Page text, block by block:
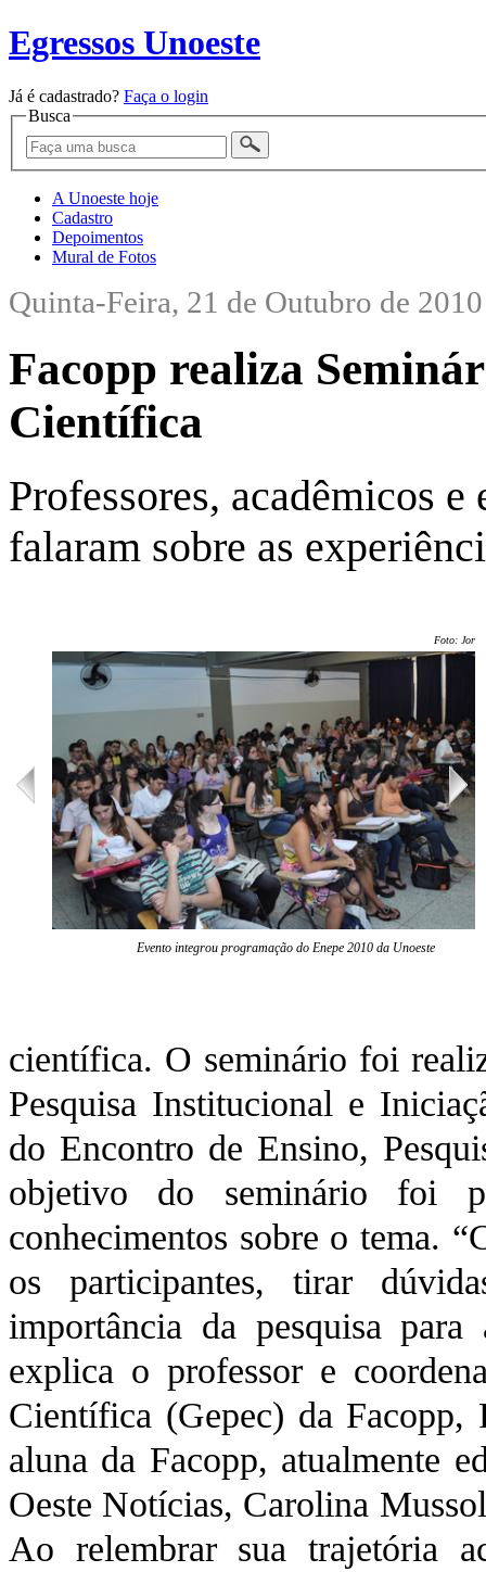
Egressos Unoeste
Já é cadastrado? Faça o login
Busca
A Unoeste hoje
Cadastro
Depoimentos
Mural de Fotos
Quinta-Feira, 21 de Outubro de 2010
Facopp realiza
Científica
Professores, acadêmicos
falaram sobre as
Foto:
Evento integrou programação do Enepe 2010 da Unoeste
científica. O seminário foi
Pesquisa Institucional e
do Encontro de Ensino,
objetivo do seminário foi
conhecimentos sobre o tema.
os participantes, tirar
importância da pesquisa
explica o professor e
Científica (Gepec) da
aluna da Facopp, atualmente
Oeste Notícias, Carolina
Ao relembrar sua trajetória